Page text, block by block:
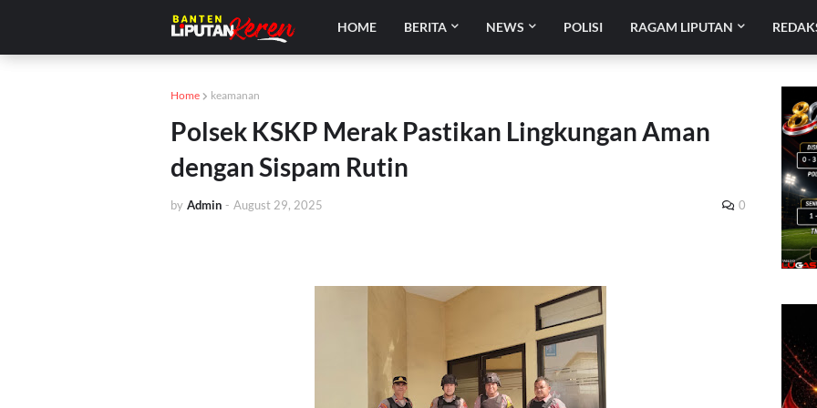
HOME BERITA NEWS POLISI RAGAM LIPUTAN
Home keamanan
Polsek KSKP Merak Pastikan Lingkungan Aman
dengan Sispam Rutin
by Admin - August 29, 2025 0